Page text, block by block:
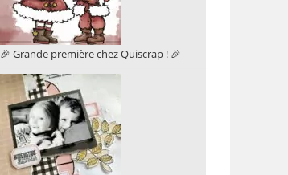
🎉 Grande première chez Quiscrap ! 🎉